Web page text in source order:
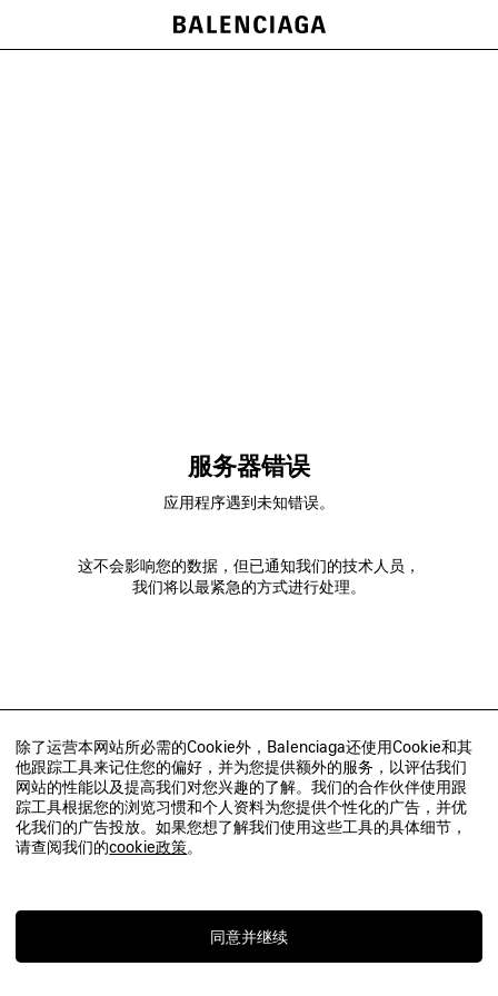
除了运营本网站所必需的Cookie外，Balenciaga还使用Cookie和其
他跟踪工具来记住您的偏好，并为您提供额外的服务，以评估我们
网站的性能以及提高我们对您兴趣的了解。我们的合作伙伴使用跟
踪工具根据您的浏览习惯和个人资料为您提供个性化的广告，并优
化我们的广告投放。如果您想了解我们使用这些工具的具体细节，
请查阅我们的cookie政策。
同意并继续
服务器错误
应用程序遇到未知错误。
这不会影响您的数据，但已通知我们的技术人员，
我们将以最紧急的方式进行处理。